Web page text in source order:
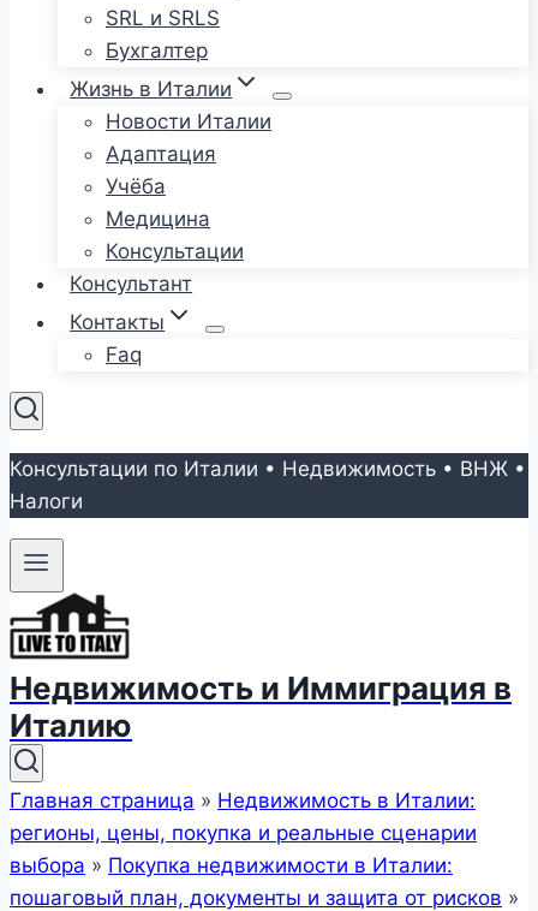
SRL и SRLS
Бухгалтер
Жизнь в Италии
Новости Италии
Адаптация
Учёба
Медицина
Консультации
Консультант
Контакты
Faq
Консультации по Италии • Недвижимость • ВНЖ •
Налоги
Недвижимость и Иммиграция в
Италию
Главная страница » Недвижимость в Италии:
регионы, цены, покупка и реальные сценарии
выбора » Покупка недвижимости в Италии:
пошаговый план, документы и защита от рисков »